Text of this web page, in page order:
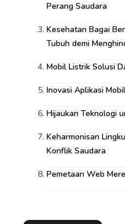
Perang Saudara
Kesehatan Bagai
Tubuh demi
Mobil Listrik Solusi
Inovasi Aplikasi
Hijaukan Teknologi
Keharmonisan
Konflik Saudara
Pemetaan Web